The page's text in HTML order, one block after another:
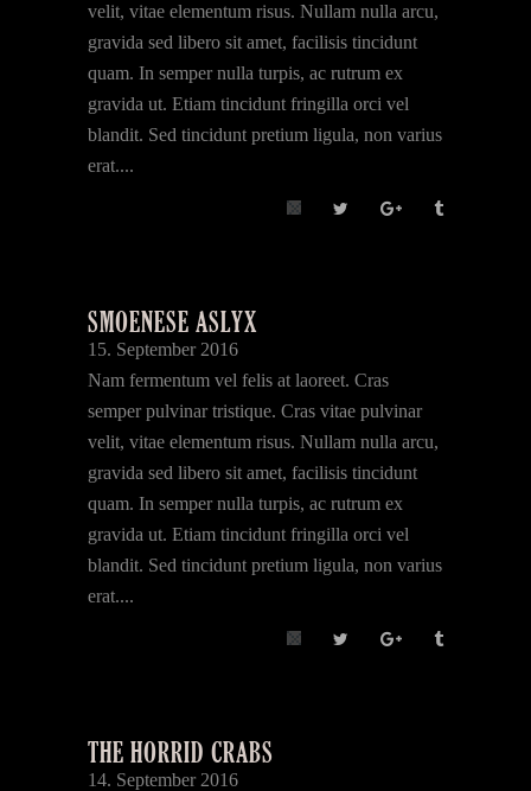
velit, vitae elementum risus. Nullam nulla arcu,
gravida sed libero sit amet, facilisis tincidunt
quam. In semper nulla turpis, ac rutrum ex
gravida ut. Etiam tincidunt fringilla orci vel
blandit. Sed tincidunt pretium ligula, non varius
erat....
SMOENESE ASLYX
15. September 2016
Nam fermentum vel felis at laoreet. Cras
semper pulvinar tristique. Cras vitae pulvinar
velit, vitae elementum risus. Nullam nulla arcu,
gravida sed libero sit amet, facilisis tincidunt
quam. In semper nulla turpis, ac rutrum ex
gravida ut. Etiam tincidunt fringilla orci vel
blandit. Sed tincidunt pretium ligula, non varius
erat....
THE HORRID CRABS
14. September 2016